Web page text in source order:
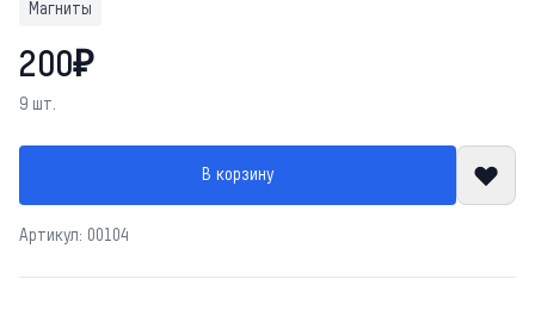
Магниты
200₽
9 шт.
В корзину
Артикул: 00104